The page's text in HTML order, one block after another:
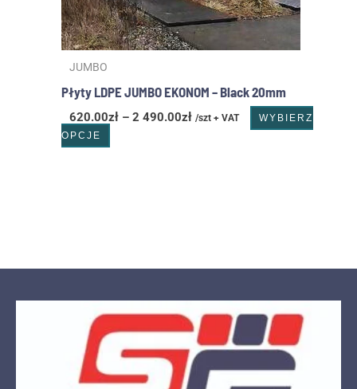
JUMBO
Płyty LDPE JUMBO EKONOM – Black 20mm
620.00zł – 2 490.00zł /szt + VAT
WYBIERZ
OPCJE